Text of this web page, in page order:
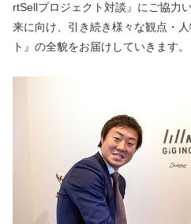
rtSellプロジェクト対談』にご協力
来に向け、引き続き様々な観点・
ト』の全貌をお届けしていきます。